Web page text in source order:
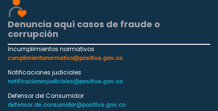
Denuncia aquí casos de fraude o
corrupción
Incumplimientos normativos
cumplimientonormativo@positiva.gov.co
Notificaciones judiciales
notificacionesjudiciales@positiva.gov.co
Defensor del Consumidor
defensor.de.consumidor@positiva.gov.co